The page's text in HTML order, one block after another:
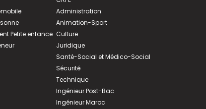
Petite enfance
Administration
Animation-Sport
Culture
Juridique
Santé-Social et Médico-Social
Sécurité
Technique
Ingénieur Post-Bac
Ingénieur Maroc